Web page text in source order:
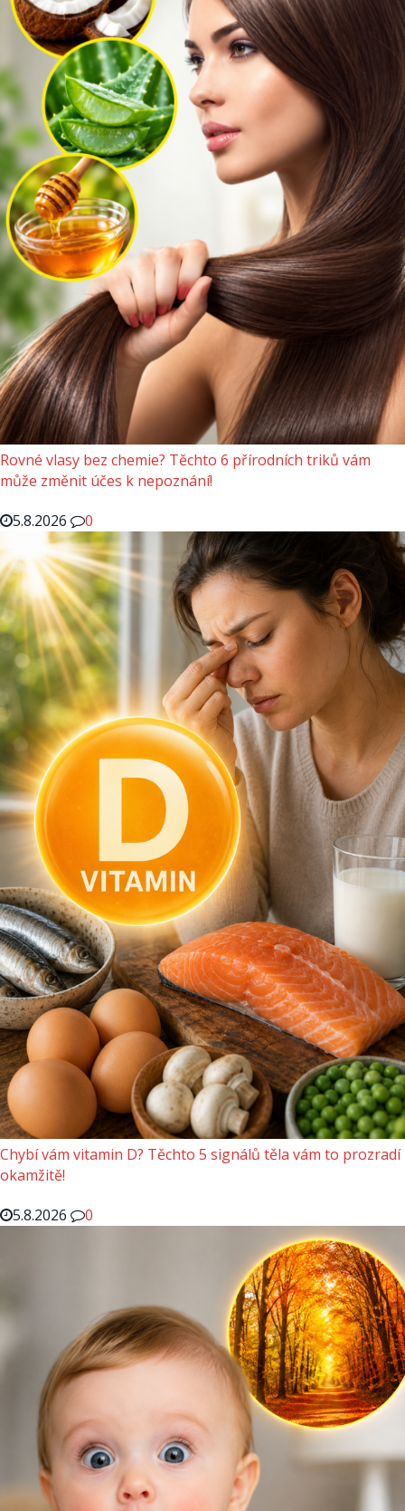
Rovné vlasy bez chemie? Těchto 6 přírodních triků vám
může změnit účes k nepoznání!
5.8.2026
0
Chybí vám vitamin D? Těchto 5 signálů těla vám to prozradí
okamžitě!
5.8.2026
0